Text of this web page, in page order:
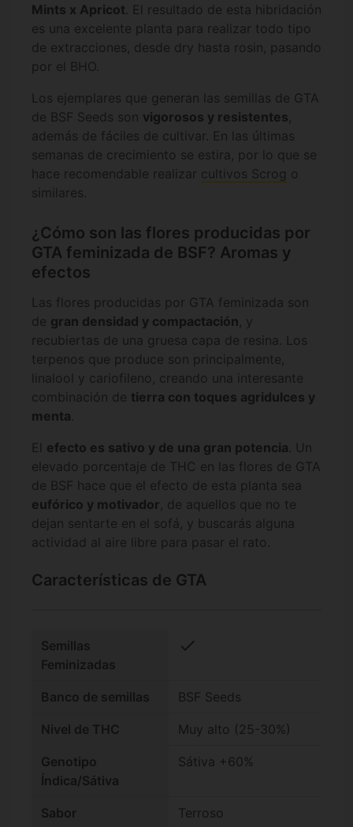
Mints x Apricot. El resultado de esta hibridación
es una excelente planta para realizar todo tipo
de extracciones, desde dry hasta rosin, pasando
por el BHO.
Los ejemplares que generan las semillas de GTA
de BSF Seeds son vigorosos y resistentes,
además de fáciles de cultivar. En las últimas
semanas de crecimiento se estira, por lo que se
hace recomendable realizar cultivos Scrog o
similares.
¿Cómo son las flores producidas por
GTA feminizada de BSF? Aromas y
efectos
Las flores producidas por GTA feminizada son
de gran densidad y compactación, y
recubiertas de una gruesa capa de resina. Los
terpenos que produce son principalmente,
linalool y cariofileno, creando una interesante
combinación de tierra con toques agridulces y
menta.
El efecto es sativo y de una gran potencia. Un
elevado porcentaje de THC en las flores de GTA
de BSF hace que el efecto de esta planta sea
eufórico y motivador, de aquellos que no te
dejan sentarte en el sofá, y buscarás alguna
actividad al aire libre para pasar el rato.
Características de GTA
Semillas
Feminizadas
check
Banco de semillas BSF Seeds
Nivel de THC Muy alto (25-30%)
Genotipo
Índica/Sátiva
Sátiva +60%
Sabor Terroso